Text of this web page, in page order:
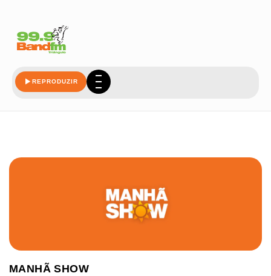
REPRODUZIR
MANHÃ SHOW